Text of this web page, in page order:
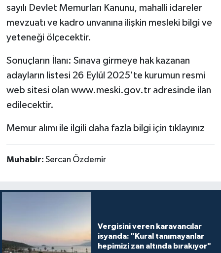
sayılı Devlet Memurları Kanunu, mahalli idareler
mevzuatı ve kadro unvanına ilişkin mesleki bilgi ve
yeteneği ölçecektir.
Sonuçların İlanı: Sınava girmeye hak kazanan
adayların listesi 26 Eylül 2025'te kurumun resmi
web sitesi olan www.meski.gov.tr adresinde ilan
edilecektir.
Memur alımı ile ilgili daha fazla bilgi için tıklayınız
Muhabir: Sercan Özdemir
Vergisini veren karavancılar
isyanda: "Kural tanımayanlar
hepimizi zan altında bırakıyor"